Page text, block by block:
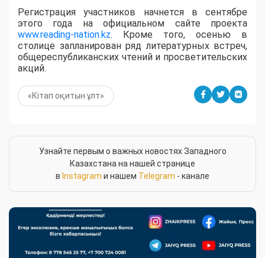
Регистрация участников начнется в сентябре
этого года на официальном сайте проекта
www.reading-nation.kz. Кроме того, осенью в
столице запланирован ряд литературных встреч,
общереспубликанских чтений и просветительских
акций.
«Кітап оқитын ұлт»
Узнайте первым о важных новостях Западного
Казахстана на нашей странице
в Instagram и нашем Telegram - канале